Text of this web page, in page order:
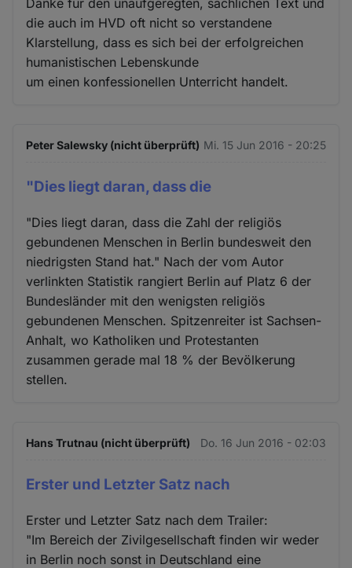
Danke für den unaufgeregten, sachlichen Text und
die auch im HVD oft nicht so verstandene
Klarstellung, dass es sich bei der erfolgreichen
humanistischen Lebenskunde
um einen konfessionellen Unterricht handelt.
Peter Salewsky (nicht überprüft) Mi. 15 Jun 2016 - 20:25
"Dies liegt daran, dass die
"Dies liegt daran, dass die Zahl der religiös
gebundenen Menschen in Berlin bundesweit den
niedrigsten Stand hat." Nach der vom Autor
verlinkten Statistik rangiert Berlin auf Platz 6 der
Bundesländer mit den wenigsten religiös
gebundenen Menschen. Spitzenreiter ist Sachsen-
Anhalt, wo Katholiken und Protestanten
zusammen gerade mal 18 % der Bevölkerung
stellen.
Hans Trutnau (nicht überprüft) Do. 16 Jun 2016 - 02:03
Erster und Letzter Satz nach
Erster und Letzter Satz nach dem Trailer:
"Im Bereich der Zivilgesellschaft finden wir weder
in Berlin noch sonst in Deutschland eine